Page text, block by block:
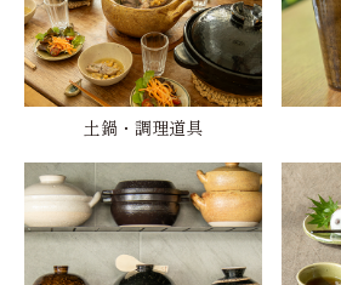
土鍋・調理道具